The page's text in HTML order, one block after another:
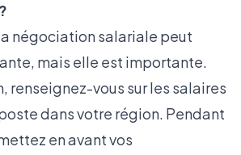
négociation salariale peut
mais elle est importante.
renseignez-vous sur les salaires
dans votre région. Pendant
en avant vos